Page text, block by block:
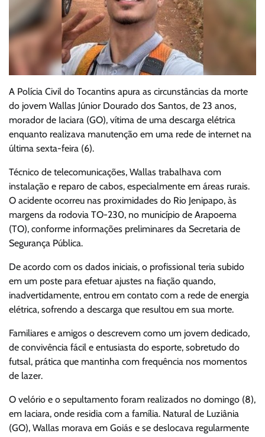
A Polícia Civil do Tocantins apura as circunstâncias da morte
do jovem Wallas Júnior Dourado dos Santos, de 23 anos,
morador de Iaciara (GO), vítima de uma descarga elétrica
enquanto realizava manutenção em uma rede de internet na
última sexta-feira (6).
Técnico de telecomunicações, Wallas trabalhava com
instalação e reparo de cabos, especialmente em áreas rurais.
O acidente ocorreu nas proximidades do Rio Jenipapo, às
margens da rodovia TO-230, no município de Arapoema
(TO), conforme informações preliminares da Secretaria de
Segurança Pública.
De acordo com os dados iniciais, o profissional teria subido
em um poste para efetuar ajustes na fiação quando,
inadvertidamente, entrou em contato com a rede de energia
elétrica, sofrendo a descarga que resultou em sua morte.
Familiares e amigos o descrevem como um jovem dedicado,
de convivência fácil e entusiasta do esporte, sobretudo do
futsal, prática que mantinha com frequência nos momentos
de lazer.
O velório e o sepultamento foram realizados no domingo (8),
em Iaciara, onde residia com a família. Natural de Luziânia
(GO), Wallas morava em Goiás e se deslocava regularmente